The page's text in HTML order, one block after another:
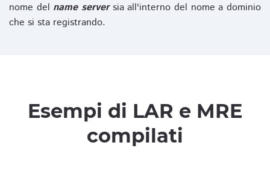
nome del name serversia all'interno del nome a dominio
che si sta registrando.
Esempi di LAR e MRE
compilati